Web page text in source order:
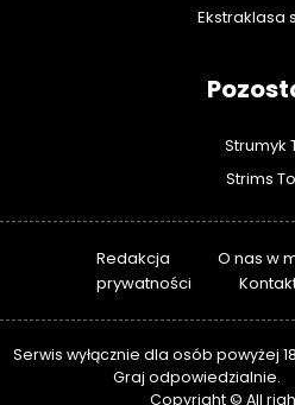
Ekstraklasa
Strumyk
Strims
Redakcja O nas w
prywatności
Serwis wyłącznie dla osób powyżej
Graj odpowiedzialnie.
Copyright © All